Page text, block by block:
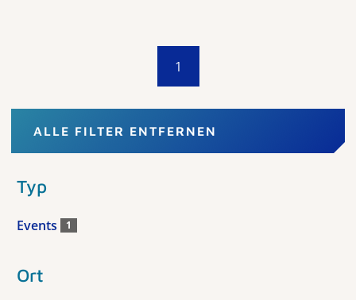
1
ALLE FILTER ENTFERNEN
Typ
Events 1
Ort